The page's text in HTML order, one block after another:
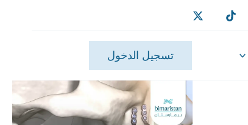
تسجيل الدخول